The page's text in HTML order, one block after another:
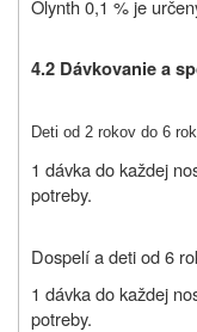
Olynth 0,1 %je
4.2 Dávkovanie a
Deti od 2 rokov do 6
1 dávka do každej
potreby.
Dospelí a deti od 6
1 dávka do každej
potreby.